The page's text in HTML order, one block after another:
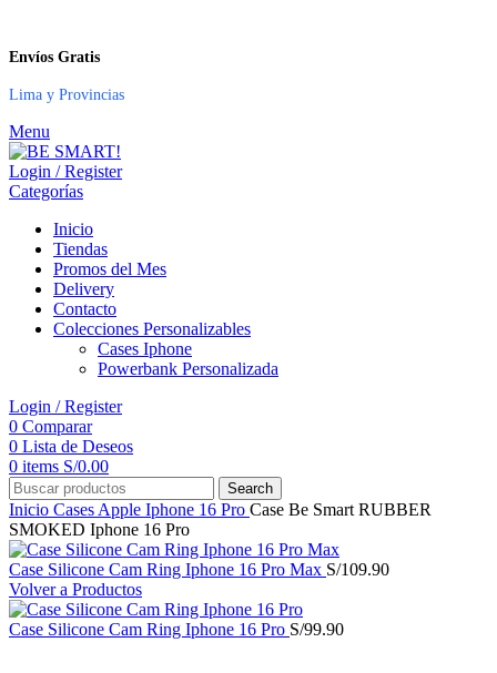
Envíos Gratis
Lima y Provincias
Menu
Login / Register
Categorías
Inicio
Tiendas
Promos del Mes
Delivery
Contacto
Colecciones Personalizables
Cases Iphone
Powerbank Personalizada
Login / Register
0 Comparar
0 Lista de Deseos
0 items S/0.00
Search
Inicio Cases Apple Iphone 16 Pro Case Be Smart RUBBER
SMOKED Iphone 16 Pro
Case Silicone Cam Ring Iphone 16 Pro Max S/109.90
Volver a Productos
Case Silicone Cam Ring Iphone 16 Pro S/99.90